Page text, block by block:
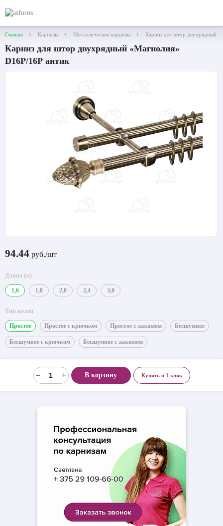
Главная Карнизы Металлические карнизы Карниз для штор двухрядный
Карниз для штор двухрядный «Магнолия»
D16Р/16Р антик
94.44 руб./шт
Длина (м)
1,6 1,8 2,0 2,4 3,0
Тип колец
Простое Простое с крючком Простое с зажимом Бесшумное
Бесшумное с крючком Бесшумное с зажимом
В корзину Купить в 1 клик